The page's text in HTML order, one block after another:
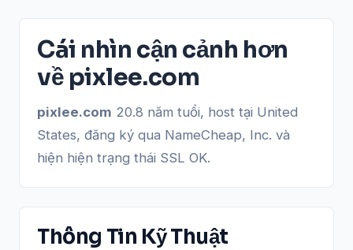
Cái nhìn cận cảnh hơn
về pixlee.com
pixlee.com 20.8 năm tuổi, host tại United
States, đăng ký qua NameCheap, Inc. và
hiện hiện trạng thái SSL OK.
Thông Tin Kỹ Thuật